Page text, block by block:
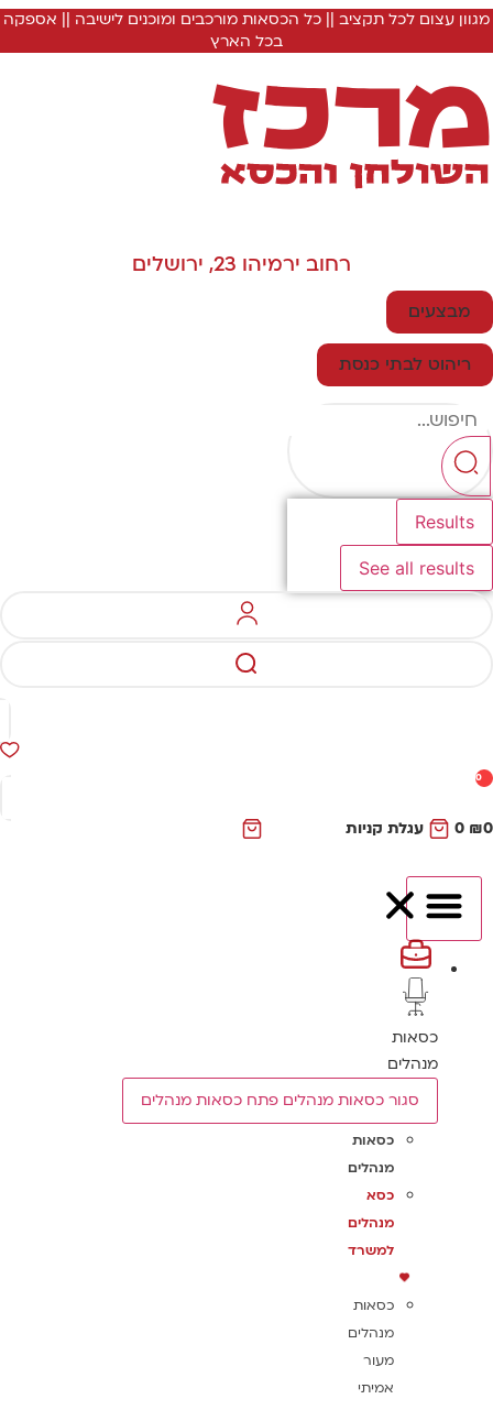
מגוון עצום לכל תקציב || כל הכסאות מורכבים ומוכנים לישיבה || אספקה
בכל הארץ
רחוב ירמיהו 23, ירושלים
מבצעים
ריהוט לבתי כנסת
Results
See all results
0
₪
0 עגלת קניות
כסאות
מנהלים
סגור כסאות מנהלים פתח כסאות מנהלים
כסאות
מנהלים
כסא
מנהלים
למשרד
כסאות
מנהלים
מעור
אמיתי